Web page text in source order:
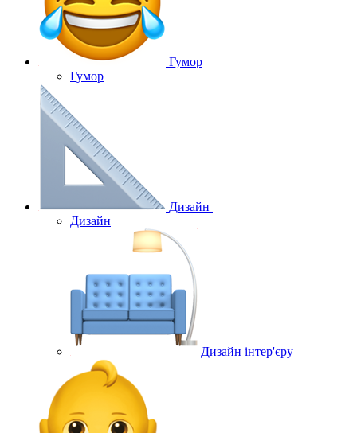
Гумор
Гумор
Дизайн
Дизайн
Дизайн інтер'єру